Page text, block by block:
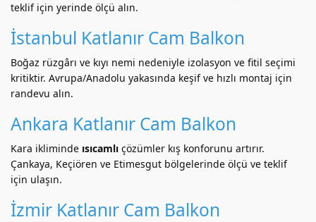
teklif için yerinde ölçü alın.
İstanbul Katlanır Cam Balkon
Boğaz rüzgârı ve kıyı nemi nedeniyle izolasyon ve fitil seçimi
kritiktir. Avrupa/Anadolu yakasında keşif ve hızlı montaj için
randevu alın.
Ankara Katlanır Cam Balkon
Kara ikliminde ısıcamlı çözümler kış konforunu artırır.
Çankaya, Keçiören ve Etimesgut bölgelerinde ölçü ve teklif
için ulaşın.
İzmir Katlanır Cam Balkon